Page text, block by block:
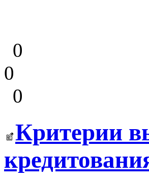
0
0
0
Критерии